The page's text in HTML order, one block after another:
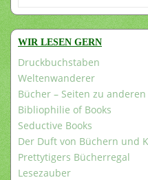
WIR LESEN GERN
Druckbuchstaben
Weltenwanderer
Bücher – Seiten zu
Bibliophilie of Books
Seductive Books
Der Duft von Büchern und
Prettytigers Bücherregal
Lesezauber